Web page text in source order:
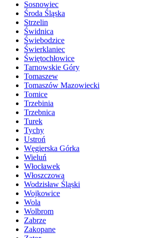
Sosnowiec
Środa Śląska
Strzelin
Świdnica
Świebodzice
Świerklaniec
Świętochłowice
Tarnowskie Góry
Tomaszew
Tomaszów Mazowiecki
Tomice
Trzebinia
Trzebnica
Turek
Tychy
Ustroń
Węgierska Górka
Wieluń
Włocławek
Włoszczowa
Wodzisław Śląski
Wojkowice
Wola
Wolbrom
Zabrze
Zakopane